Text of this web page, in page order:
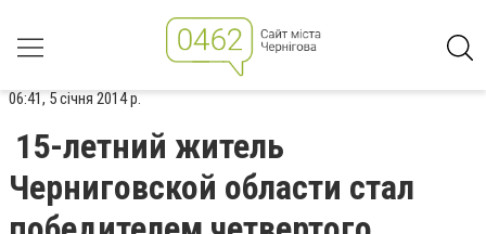
06:41, 5 січня 2014 р.
15-летний житель
Черниговской области стал